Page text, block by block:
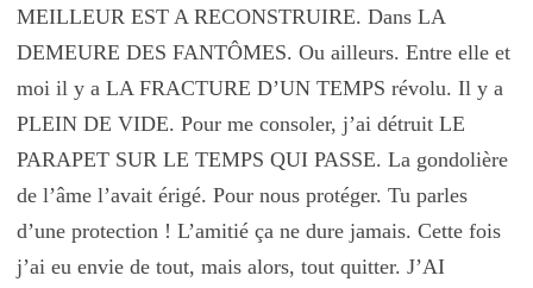
MEILLEUR EST A RECONSTRUIRE. Dans LA
DEMEURE DES FANTÔMES. Ou ailleurs. Entre elle et
moi il y a LA FRACTURE D’UN TEMPS révolu. Il y a
PLEIN DE VIDE. Pour me consoler, j’ai détruit LE
PARAPET SUR LE TEMPS QUI PASSE. La gondolière
de l’âme l’avait érigé. Pour nous protéger. Tu parles
d’une protection ! L’amitié ça ne dure jamais. Cette fois
j’ai eu envie de tout, mais alors, tout quitter. J’AI